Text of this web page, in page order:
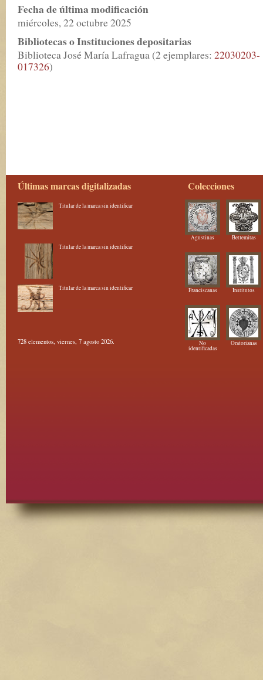
Fecha de última modificación
miércoles, 22 octubre 2025
Bibliotecas o Instituciones depositarias
Biblioteca José María Lafragua (2 ejemplares: 22030203-
017326)
Últimas marcas digitalizadas
Titular de la marca sin identificar
Titular de la marca sin identificar
Titular de la marca sin identificar
728 elementos, viernes, 7 agosto 2026.
Colecciones
Agustinas Betlemitas
Franciscanas Institutos
No
identificadas
Oratorianas